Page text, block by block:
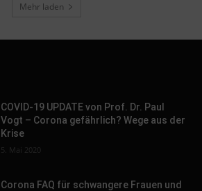
Mehr laden
COVID-19 UPDATE von Prof. Dr. Paul
Vogt – Corona gefährlich? Wege aus der
Krise
5. Mai 2020
Corona FAQ für schwangere Frauen und